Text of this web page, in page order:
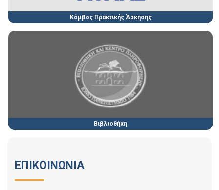
Κόμβος Πρακτικής Άσκησης
Βιβλιοθήκη
ΕΠΙΚΟΙΝΩΝΙΑ